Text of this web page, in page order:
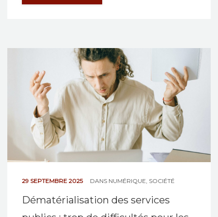
29 SEPTEMBRE 2025 DANS NUMÉRIQUE SOCIÉTÉ
Dématérialisation des services